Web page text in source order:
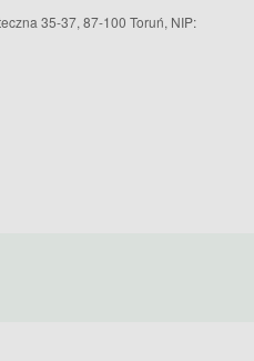
35-37, 87-100 Toruń, NIP: